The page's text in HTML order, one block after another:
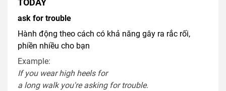
TODAY
ask for trouble
Hành động theo cách có khả năng gây ra rắc rối,
phiền nhiều cho bạn
Example:
If you wearhigh heelsfor
a long walkyou'reaskingfortrouble.